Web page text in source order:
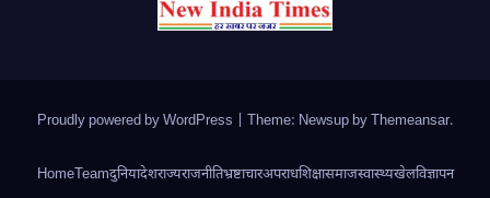
Proudly powered by WordPress Theme: Newsup by Themeansar.
HomeTeamदुनियादेशराज्यराजनीतिभ्रष्टाचारअपराधशिक्षासमाजस्वास्थ्यखेलविज्ञापन